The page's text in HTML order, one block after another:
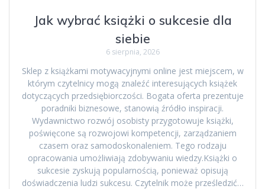
Jak wybrać książki o sukcesie dla
siebie
6 sierpnia, 2026
Sklep z książkami motywacyjnymi online jest miejscem, w
którym czytelnicy mogą znaleźć interesujących książek
dotyczących przedsiębiorczości. Bogata oferta prezentuje
poradniki biznesowe, stanowią źródło inspiracji.
Wydawnictwo rozwój osobisty przygotowuje książki,
poświęcone są rozwojowi kompetencji, zarządzaniem
czasem oraz samodoskonaleniem. Tego rodzaju
opracowania umożliwiają zdobywaniu wiedzy.Książki o
sukcesie zyskują popularnością, ponieważ opisują
doświadczenia ludzi sukcesu. Czytelnik może prześledzić…